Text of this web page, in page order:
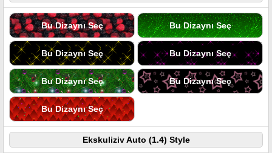
Bu Dizaynı Seç Bu Dizaynı Seç
Bu Dizaynı Seç Bu Dizaynı Seç
Bu Dizaynı Seç Bu Dizaynı Seç
Bu Dizaynı Seç
Ekskuliziv Auto (1.4) Style